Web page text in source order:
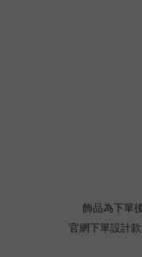
飾品為下單
官網下單設計